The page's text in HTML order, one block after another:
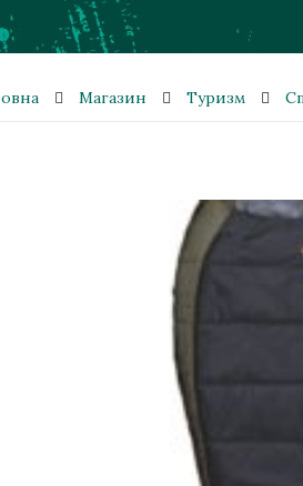
Магазин Туризм